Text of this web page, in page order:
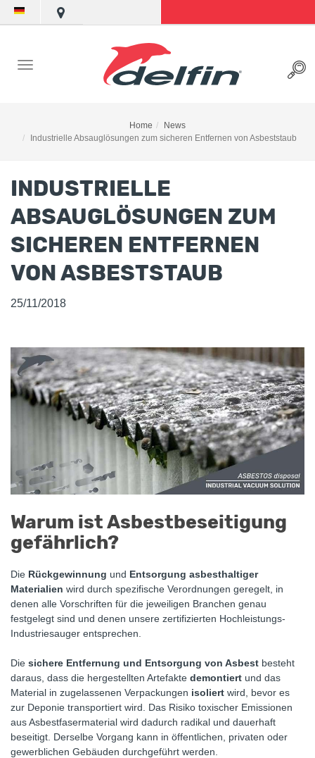
Home
News
Industrielle Absauglösungen zum sicheren Entfernen von Asbeststaub
INDUSTRIELLE
ABSAUGLÖSUNGEN ZUM
SICHEREN ENTFERNEN
VON ASBESTSTAUB
25/11/2018
Warum ist Asbestbeseitigung
gefährlich?
Die Rückgewinnung und Entsorgung asbesthaltiger
Materialien wird durch spezifische Verordnungen geregelt, in
denen alle Vorschriften für die jeweiligen Branchen genau
festgelegt sind und denen unsere zertifizierten Hochleistungs-
Industriesauger entsprechen.
Die sichere Entfernung und Entsorgung von Asbest besteht
daraus, dass die hergestellten Artefakte demontiert und das
Material in zugelassenen Verpackungen isoliert wird, bevor es
zur Deponie transportiert wird. Das Risiko toxischer Emissionen
aus Asbestfasermaterial wird dadurch radikal und dauerhaft
beseitigt. Derselbe Vorgang kann in öffentlichen, privaten oder
gewerblichen Gebäuden durchgeführt werden.